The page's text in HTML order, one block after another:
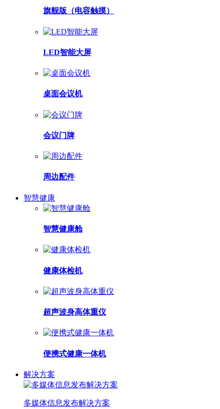
旗舰版（电容触摸）
LED智能大屏
桌面会议机
会议门牌
周边配件
智慧健康
智慧健康舱
健康体检机
超声波身高体重仪
便携式健康一体机
解决方案
多媒体信息发布解决方案